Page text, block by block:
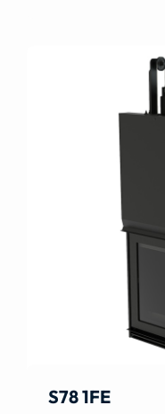
S78 1FE